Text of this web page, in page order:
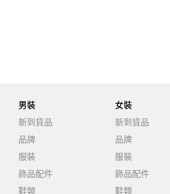
男裝
新到貨品
品牌
服裝
飾品配件
鞋類
女裝
新到貨品
品牌
服裝
飾品配件
鞋類